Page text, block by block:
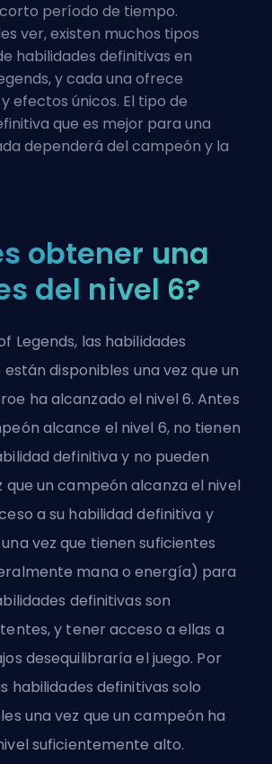
período de tiempo.
ver, existen muchos tipos
habilidades definitivas en
y cada una ofrece
efectos únicos. El tipo de
que es mejor para una
dependerá del campeón y la
obtener una
del nivel 6?
Legends, las habilidades
disponibles una vez que un
ha alcanzado el nivel 6. Antes
alcance el nivel 6, no tienen
definitiva y no pueden
que un campeón alcanza el nivel
a su habilidad definitiva y
vez que tienen suficientes
mana o energía) para
definitivas son
y tener acceso a ellas a
desequilibraría el juego. Por
habilidades definitivas solo
una vez que un campeón ha
suficientemente alto.